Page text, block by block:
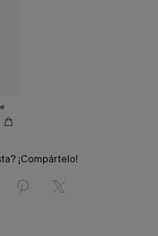
¡Compártelo!